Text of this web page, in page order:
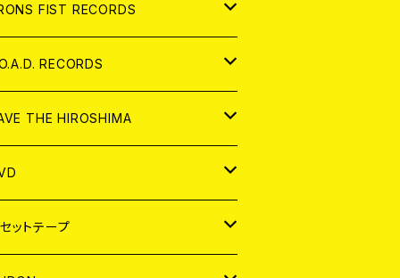
レル FIST RECORDS
RECORDS
THE HIROSHIMA
レル
ットテープ